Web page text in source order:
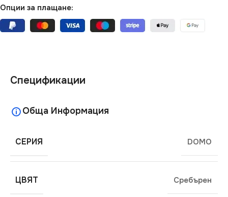
Опции за плащане:
Спецификации
Обща Информация
СЕРИЯ DOMO
ЦВЯТ Сребърен